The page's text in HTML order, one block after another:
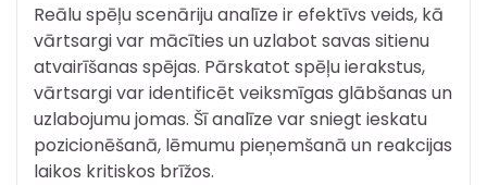
Reālu spēļu scenāriju analīze ir efektīvs veids, kā
vārtsargi var mācīties un uzlabot savas sitienu
atvairīšanas spējas. Pārskatot spēļu ierakstus,
vārtsargi var identificēt veiksmīgas glābšanas un
uzlabojumu jomas. Šī analīze var sniegt ieskatu
pozicionēšanā, lēmumu pieņemšanā un reakcijas
laikos kritiskos brīžos.